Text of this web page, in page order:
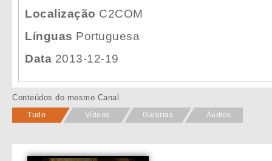
Localização C2COM
Línguas Portuguesa
Data 2013-12-19
Conteúdos do mesmo Canal
Tudo Vídeos Galerias Áudios